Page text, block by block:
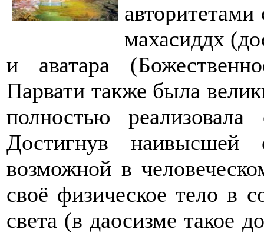
махасиддх
и аватара
Парвати также была
полностью
Достигнув наивысшей
возможной в
своё физическое тело в
света (в даосизме такое